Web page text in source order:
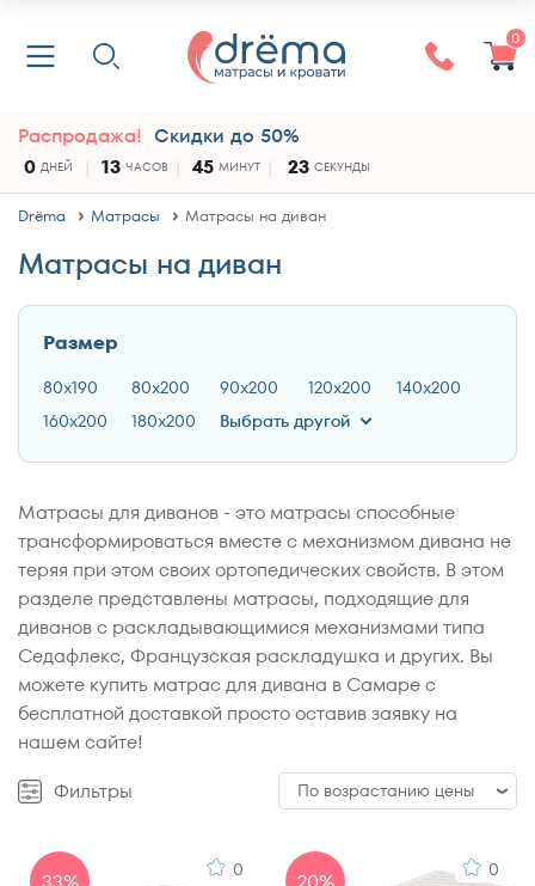
0
Распродажа! Скидки до 50%
0 ДНЕЙ 13 ЧАСОВ 45 МИНУТ 23 СЕКУНДЫ
Drёma Матрасы Матрасы на диван
Матрасы на диван
Размер
80x190 80x200 90x200 120x200
140x200
160x200
180x200 Выбрать другой
Матрасы для диванов - это матрасы способные
трансформироваться вместе с механизмом дивана не
теряя при этом своих ортопедических свойств. В этом
разделе представлены матрасы, подходящие для
диванов с раскладывающимися механизмами типа
Седафлекс, Французская раскладушка и других. Вы
можете купить матрас для дивана в Самаре с
бесплатной доставкой просто оставив заявку на
нашем сайте!
Фильтры
По возрастанию цены
0 0